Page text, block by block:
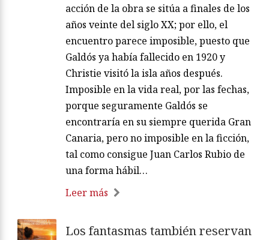
acción de la obra se sitúa a finales de los
años veinte del siglo XX; por ello, el
encuentro parece imposible, puesto que
Galdós ya había fallecido en 1920 y
Christie visitó la isla años después.
Imposible en la vida real, por las fechas,
porque seguramente Galdós se
encontraría en su siempre querida Gran
Canaria, pero no imposible en la ficción,
tal como consigue Juan Carlos Rubio de
una forma hábil…
Leer más
Los fantasmas también reservan